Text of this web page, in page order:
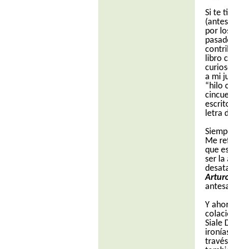
Si te
por
libro
a mi
“hilo
letra
Me
que
ser la
Y
Siale